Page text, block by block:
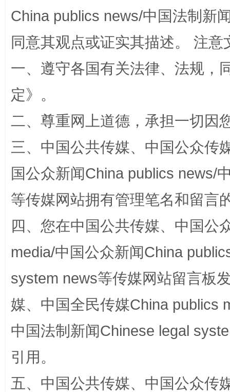
阿坝州三大球赛在茂县开幕 规模
China publics news/中国法制新
同意其观点或证实其描述。 注
一、遵守各国有关法律、法规，
定》。
二、尊重网上道德，承担一切因
三、中国公共传媒、中国公众传
国公众新闻China publics news/
等传媒网站拥有管理笔名和留言
四、您在中国公共传媒、中国公
media/中国公众新闻China
system news等传媒网站留言板
媒、中国全民传媒China publics
中国法制新闻Chinese legal
引用。
五、中国公共传媒、中国公众传